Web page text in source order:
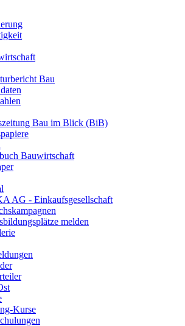
Bau
Bau im Blick (BiB)
Bauwirtschaft
AG - Einkaufsgesellschaft
melden
Kurse